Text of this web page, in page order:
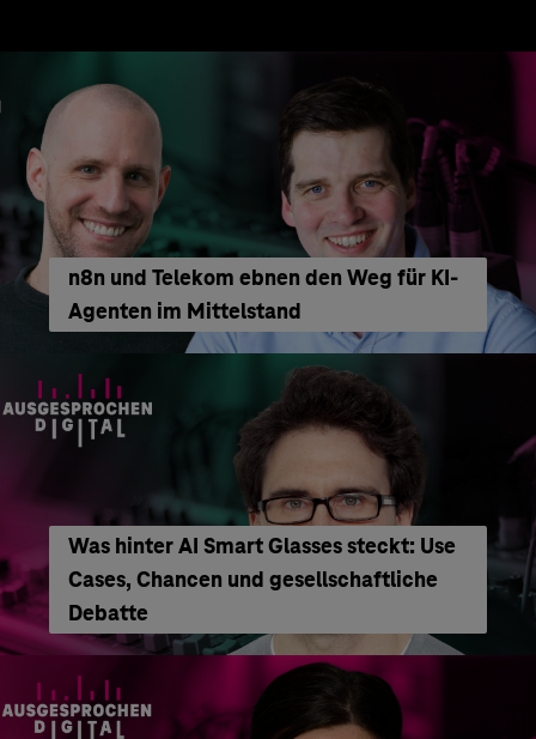
n8n und Telekom ebnen den Weg für KI-
Agenten im Mittelstand
Was hinter AI Smart Glasses steckt: Use
Cases, Chancen und gesellschaftliche
Debatte